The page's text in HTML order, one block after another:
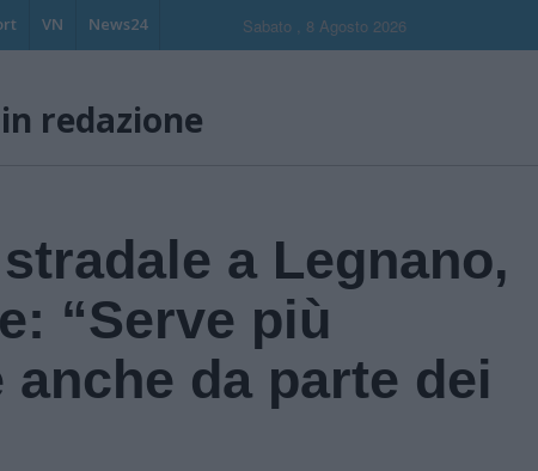
VN News24 Sabato , 8 Agosto 2026
redazione
a Legnano,
“Serve più
anche da parte dei